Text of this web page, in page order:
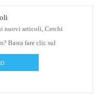
nuovi articoli, Cerchi
Basta fare clic sul